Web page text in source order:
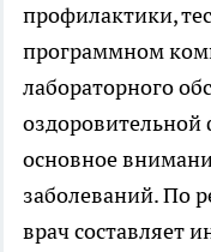
профилактики,
программном
лабораторного
основное
заболеваний. По
врач составляет